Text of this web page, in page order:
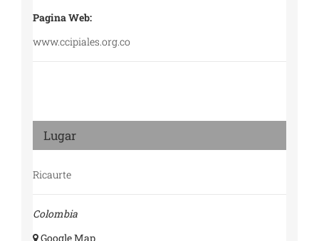
Pagina Web:
www.ccipiales.org.co
Lugar
Ricaurte
Colombia
+ Google Map